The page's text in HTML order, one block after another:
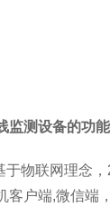
监测设备的功
物联网理念，
客户端,微信端